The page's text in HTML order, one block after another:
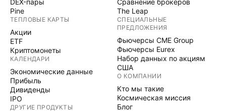
DEX-пары
Pine
ТЕПЛОВЫЕ КАРТЫ
Акции
ETF
Криптомонеты
КАЛЕНДАРИ
Экономические данные
Прибыль
Дивиденды
IPO
ДРУГИЕ ПРОДУКТЫ
Сравнение брокеров
The Leap
СПЕЦИАЛЬНЫЕ
ПРЕДЛОЖЕНИЯ
Фьючерсы CME Group
Фьючерсы Eurex
Набор данных по акциям
США
О КОМПАНИИ
Кто мы такие
Космическая миссия
Блог